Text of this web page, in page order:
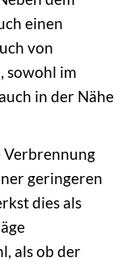
einen
von
sowohl im
in der Nähe
Verbrennung
geringeren
dies als
als ob der